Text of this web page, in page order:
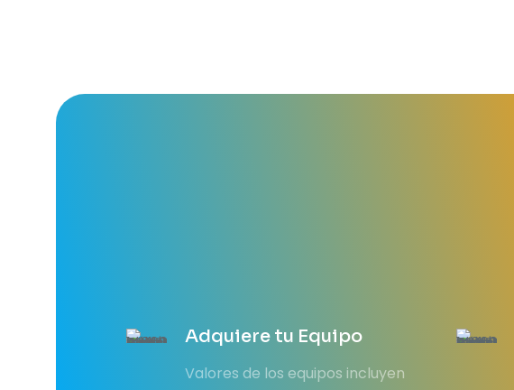
Adquiere tu Equipo
Valores de los equipos incluyen